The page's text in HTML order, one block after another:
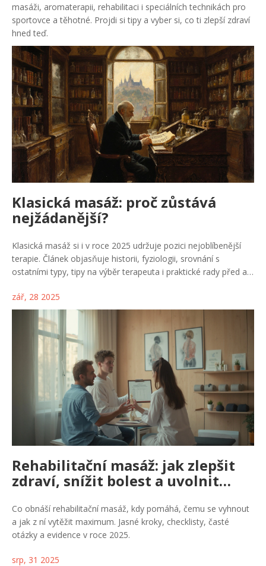
masáži, aromaterapii, rehabilitaci i speciálních technikách pro
sportovce a těhotné. Projdi si tipy a vyber si, co ti zlepší zdraví
hned teď.
Klasická masáž: proč zůstává
nejžádanější?
Klasická masáž si i v roce 2025 udržuje pozici nejoblíbenější
terapie. Článek objasňuje historii, fyziologii, srovnání s
ostatními typy, tipy na výběr terapeuta i praktické rady před a
zář, 28 2025
Rehabilitační masáž: jak zlepšit
zdraví, snížit bolest a uvolnit
Co obnáší rehabilitační masáž, kdy pomáhá, čemu se vyhnout
a jak z ní vytěžit maximum. Jasné kroky, checklisty, časté
otázky a evidence v roce 2025.
srp, 31 2025